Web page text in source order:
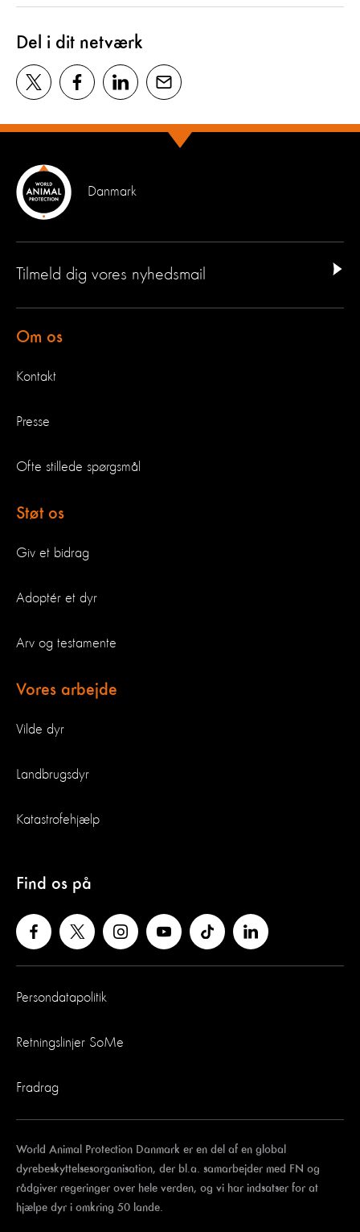
Del i dit netværk
Danmark
Tilmeld dig vores nyhedsmail
Om os
Kontakt
Presse
Ofte stillede spørgsmål
Støt os
Giv et bidrag
Adoptér et dyr
Arv og testamente
Vores arbejde
Vilde dyr
Landbrugsdyr
Katastrofehjælp
Find os på
Persondatapolitik
Retningslinjer SoMe
Fradrag
World Animal Protection Danmark er en del af en global
dyrebeskyttelsesorganisation, der bl.a. samarbejder med FN og
rådgiver regeringer over hele verden, og vi har indsatser for at
hjælpe dyr i omkring 50 lande.